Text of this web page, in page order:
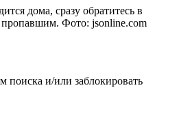
дома, сразу обратитесь в
пропавшим. Фото: jsonline.com
поиска и/или заблокировать